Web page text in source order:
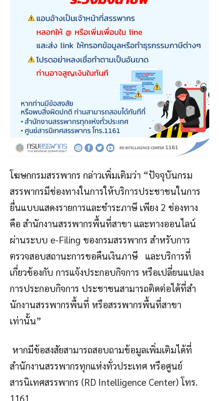
โฆษกกรมสรรพากร กล่าวเพิ่มเติมว่า “ปัจจุบันกรม
สรรพากรมีช่องทางในการให้บริการประชาชนในการ
ยื่นแบบแสดงรายการและชําระภาษี เพียง 2 ช่องทาง
คือ สํานักงานสรรพากรพื้นที่สาขา และทางออนไลน์
ผ่านระบบ e-Filing ของกรมสรรพากร สําหรับการ
ตรวจสอบสถานะการขอคืนเงินภาษี และบริการที่
เกี่ยวข้องกับ การแจ้งประกอบกิจการ หรือเปลี่ยนแปลง
การประกอบกิจการ ประชาชนสามารถติดต่อได้ที่สํา
นักงานสรรพากรพื้นที่ หรือสรรพากรพื้นที่สาขา
เท่านั้น”
หากมีข้อสงสัยสามารถสอบถามข้อมูลเพิ่มเติมได้ที่
สำนักงานสรรพากรทุกแห่งทั่วประเทศ หรือศูนย์
สารนิเทศสรรพากร (RD Intelligence Center) โทร.
1161